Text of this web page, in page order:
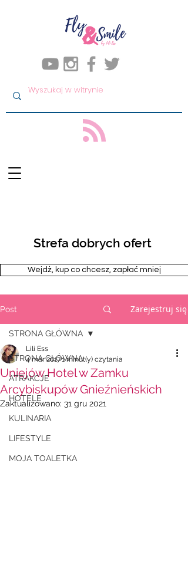
Strefa dobrych ofert
Wejdż, kup co chcesz, zapłać mniej
Post Zarejestruj się
STRONA GŁÓWNA
ATRAKCJE
HOTELE
KULINARIA
LIFESTYLE
MOJA TOALETKA
STRONA GŁÓWNA
Uniejów Hotel w Zamku
Arcybiskupów Gnieźnieńskich
Lili Ess
4 mar 20171 minut(y) czytania
Zaktualizowano: 31 gru 2021